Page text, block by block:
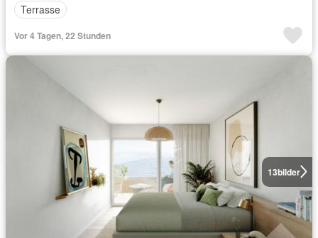
Terrasse
Vor 4 Tagen, 22 Stunden
13bilder